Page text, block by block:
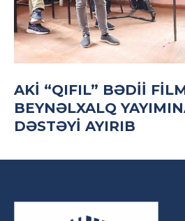
AKİ “QIFIL” BƏDII
BEYNƏLXALQ
DƏSTƏYI AYIRIB